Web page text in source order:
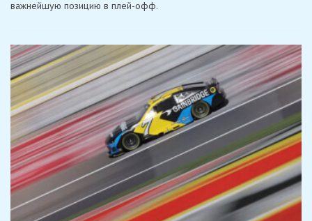
важнейшую позицию в плей-офф.